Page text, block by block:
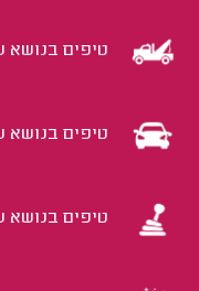
טיפים בנושא
טיפים בנושא
טיפים בנושא